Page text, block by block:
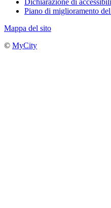
Piano di miglioramento
Mappa del sito
© MyCity